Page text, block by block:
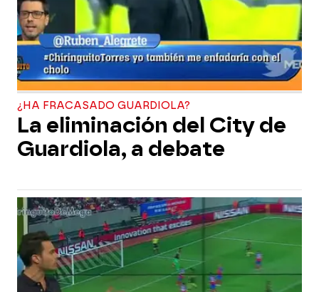
¿HA FRACASADO GUARDIOLA?
La eliminación del City de
Guardiola, a debate